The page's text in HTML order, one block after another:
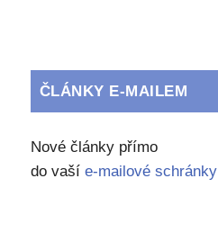
ČLÁNKY E-MAILEM
Nové články přímo
do vaší e-mailové schránky